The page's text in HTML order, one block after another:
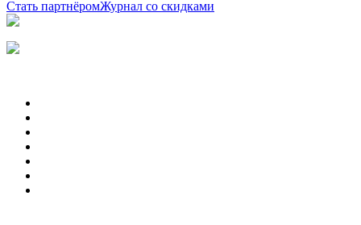
Стать партнёромЖурнал со скидками